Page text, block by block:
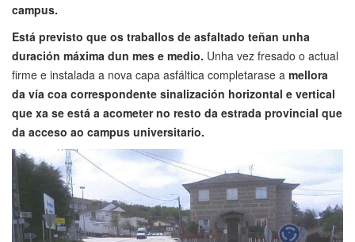
campus.
Está previsto que os traballos de asfaltado teñan unha
duración máxima dun mes e medio. Unha vez fresado o actual
firme e instalada a nova capa asfáltica completarase a mellora
da vía coa correspondente sinalización horizontal e vertical
que xa se está a acometer no resto da estrada provincial que
da acceso ao campus universitario.